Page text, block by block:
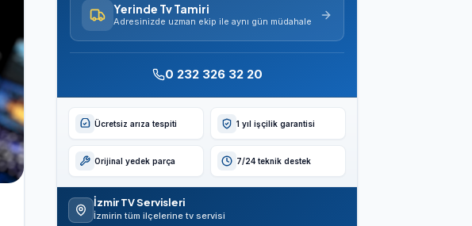
Yerinde Tv Tamiri
Adresinizde uzman ekip ile aynı gün müdahale
0 232 326 32 20
Ücretsiz arıza tespiti 1 yıl işçilik garantisi
Orijinal yedek parça 7/24 teknik destek
İzmir TV Servisleri
İzmirin tüm ilçelerine tv servisi